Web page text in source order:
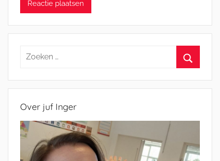
Zoeken
Over juf Inger